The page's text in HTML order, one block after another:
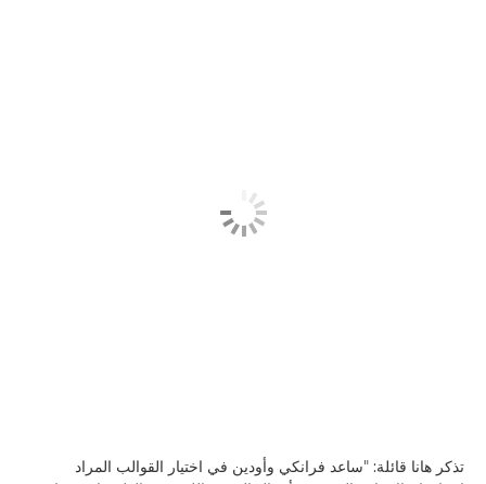
تذكر هانا قائلة: "ساعد فرانكي وأودين في اختيار القوالب المراد